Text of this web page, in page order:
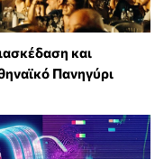
και
Πανηγύρι